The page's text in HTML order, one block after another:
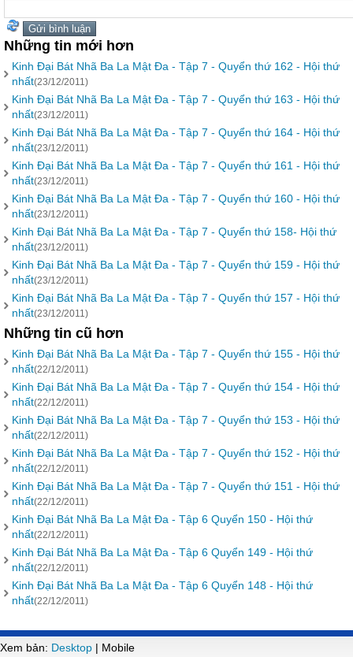
Những tin mới hơn
Kinh Đại Bát Nhã Ba La Mật Đa - Tập 7 - Quyển thứ 162 - Hội thứ
nhất(23/12/2011)
Kinh Đại Bát Nhã Ba La Mật Đa - Tập 7 - Quyển thứ 163 - Hội thứ
nhất(23/12/2011)
Kinh Đại Bát Nhã Ba La Mật Đa - Tập 7 - Quyển thứ 164 - Hội thứ
nhất(23/12/2011)
Kinh Đại Bát Nhã Ba La Mật Đa - Tập 7 - Quyển thứ 161 - Hội thứ
nhất(23/12/2011)
Kinh Đại Bát Nhã Ba La Mật Đa - Tập 7 - Quyển thứ 160 - Hội thứ
nhất(23/12/2011)
Kinh Đại Bát Nhã Ba La Mật Đa - Tập 7 - Quyển thứ 158- Hội thứ
nhất(23/12/2011)
Kinh Đại Bát Nhã Ba La Mật Đa - Tập 7 - Quyển thứ 159 - Hội thứ
nhất(23/12/2011)
Kinh Đại Bát Nhã Ba La Mật Đa - Tập 7 - Quyển thứ 157 - Hội thứ
nhất(23/12/2011)
Những tin cũ hơn
Kinh Đại Bát Nhã Ba La Mật Đa - Tập 7 - Quyển thứ 155 - Hội thứ
nhất(22/12/2011)
Kinh Đại Bát Nhã Ba La Mật Đa - Tập 7 - Quyển thứ 154 - Hội thứ
nhất(22/12/2011)
Kinh Đại Bát Nhã Ba La Mật Đa - Tập 7 - Quyển thứ 153 - Hội thứ
nhất(22/12/2011)
Kinh Đại Bát Nhã Ba La Mật Đa - Tập 7 - Quyển thứ 152 - Hội thứ
nhất(22/12/2011)
Kinh Đại Bát Nhã Ba La Mật Đa - Tập 7 - Quyển thứ 151 - Hội thứ
nhất(22/12/2011)
Kinh Đại Bát Nhã Ba La Mật Đa - Tập 6 Quyển 150 - Hội thứ
nhất(22/12/2011)
Kinh Đại Bát Nhã Ba La Mật Đa - Tập 6 Quyển 149 - Hội thứ
nhất(22/12/2011)
Kinh Đại Bát Nhã Ba La Mật Đa - Tập 6 Quyển 148 - Hội thứ
nhất(22/12/2011)
Xem bản: Desktop | Mobile